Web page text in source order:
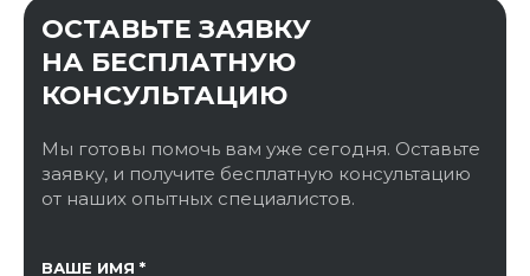
ОСТАВЬТЕ ЗАЯВКУ
НА БЕСПЛАТНУЮ
КОНСУЛЬТАЦИЮ
Мы готовы помочь вам уже сегодня. Оставьте
заявку, и получите бесплатную консультацию
от наших опытных специалистов.
ВАШЕ ИМЯ
ССЫЛКА НА СТРАНИЦУ